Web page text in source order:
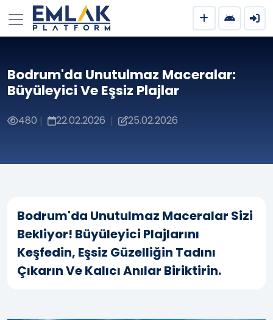
Bodrum'da Unutulmaz Maceralar:
Büyüleyici Ve Eşsiz Plajlar
480 | 22.02.2026 | 25.02.2026
Bodrum'da Unutulmaz Maceralar Sizi
Bekliyor! Büyüleyici Plajlarını
Keşfedin, Eşsiz Güzelliğin Tadını
Çıkarın Ve Kalıcı Anılar Biriktirin.